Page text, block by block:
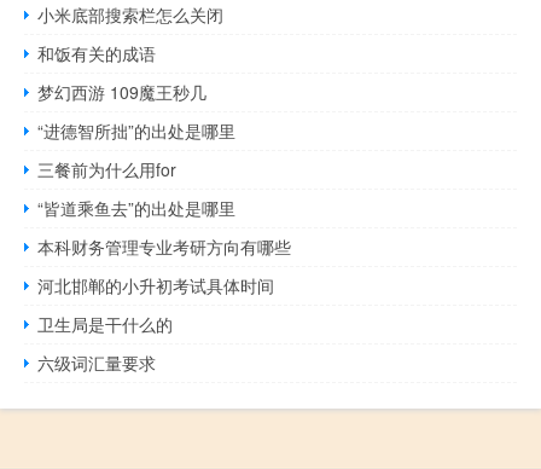
小米底部搜索栏怎么关闭
和饭有关的成语
梦幻西游 109魔王秒几
“进德智所拙”的出处是哪里
三餐前为什么用for
“皆道乘鱼去”的出处是哪里
本科财务管理专业考研方向有哪些
河北邯郸的小升初考试具体时间
卫生局是干什么的
六级词汇量要求